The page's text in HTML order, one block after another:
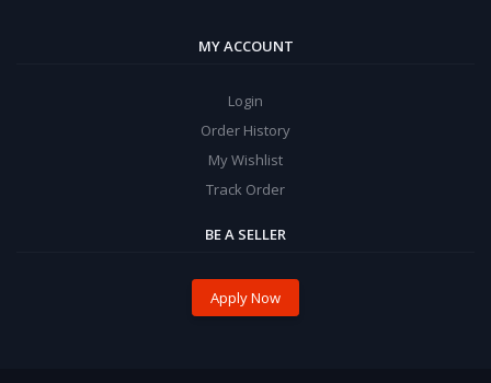
MY ACCOUNT
Login
Order History
My Wishlist
Track Order
BE A SELLER
Apply Now